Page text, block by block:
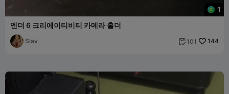
1
엔더 6 크리에이티비티 카메라 홀더
Slav  101 144